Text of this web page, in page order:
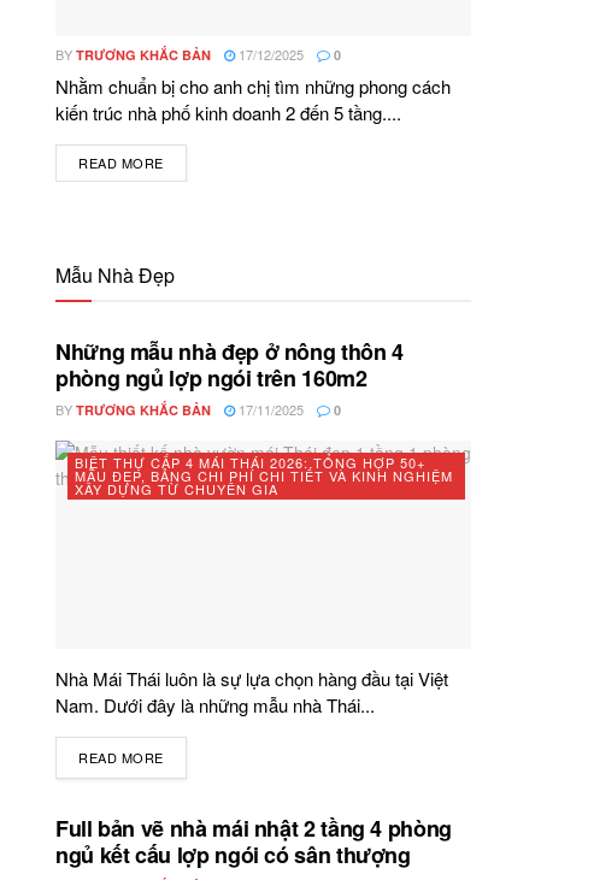
BY TRƯƠNG KHẮC BẢN 17/12/2025 0
Nhằm chuẩn bị cho anh chị tìm những phong cách
kiến trúc nhà phố kinh doanh 2 đến 5 tầng....
READ MORE
Mẫu Nhà Đẹp
Những mẫu nhà đẹp ở nông thôn 4
phòng ngủ lợp ngói trên 160m2
BY TRƯƠNG KHẮC BẢN 17/11/2025 0
BIỆT THỰ CẤP 4 MÁI THÁI 2026: TỔNG HỢP 50+
MẪU ĐẸP, BẢNG CHI PHÍ CHI TIẾT VÀ KINH NGHIỆM
XÂY DỰNG TỪ CHUYÊN GIA
Nhà Mái Thái luôn là sự lựa chọn hàng đầu tại Việt
Nam. Dưới đây là những mẫu nhà Thái...
READ MORE
Full bản vẽ nhà mái nhật 2 tầng 4 phòng
ngủ kết cấu lợp ngói có sân thượng